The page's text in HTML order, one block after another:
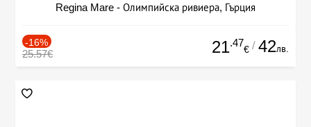
Regina Mare - Олимпийска ривиера, Гърция
-16%
25.57€ 21.47
€ / 42лв.